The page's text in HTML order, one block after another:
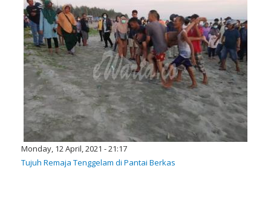
Monday, 12 April, 2021 - 21:17
Tujuh Remaja Tenggelam di Pantai Berkas